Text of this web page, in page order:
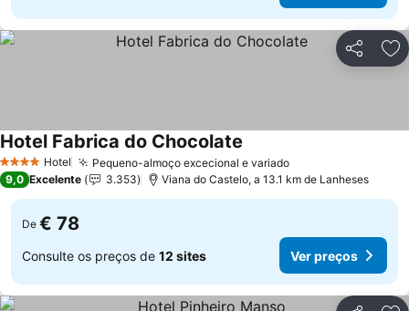
Partilhar
4 EstrelasHotel Pequeno-almoço excecional e variadoVer preços
Hotel Fabrica do Chocolate
9,0 Excelente 3.353 Viana do Castelo, a 13.1 km de Lanheses
De € 78
Consulte os preços de 12 sites Ver preços